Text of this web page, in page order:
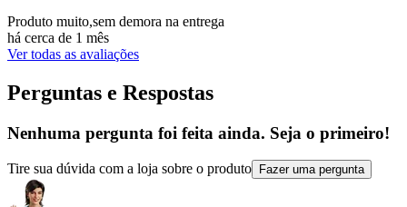
Produto muito,sem demora na entrega
há cerca de 1 mês
Ver todas as avaliações
Perguntas e Respostas
Nenhuma pergunta foi feita ainda. Seja o primeiro!
Tire sua dúvida com a loja sobre o produto Fazer uma pergunta